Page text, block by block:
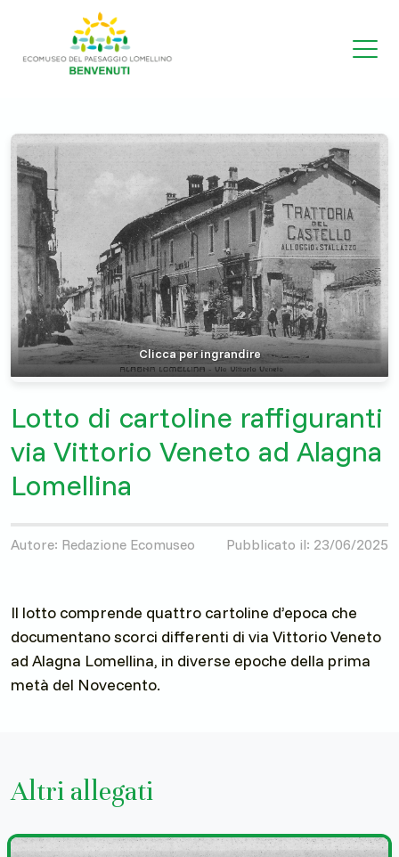
Clicca per ingrandire
Lotto di cartoline raffiguranti
via Vittorio Veneto ad Alagna
Lomellina
Autore: Redazione Ecomuseo Pubblicato il: 23/06/2025
Il lotto comprende quattro cartoline d’epoca che
documentano scorci differenti di via Vittorio Veneto
ad Alagna Lomellina, in diverse epoche della prima
metà del Novecento.
Altri allegati